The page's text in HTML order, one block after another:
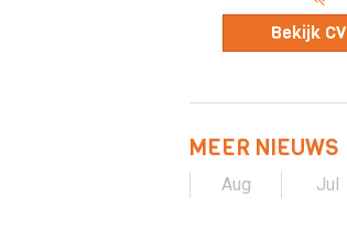
Bekijk CV
MEER NIEUWS
Aug Jul